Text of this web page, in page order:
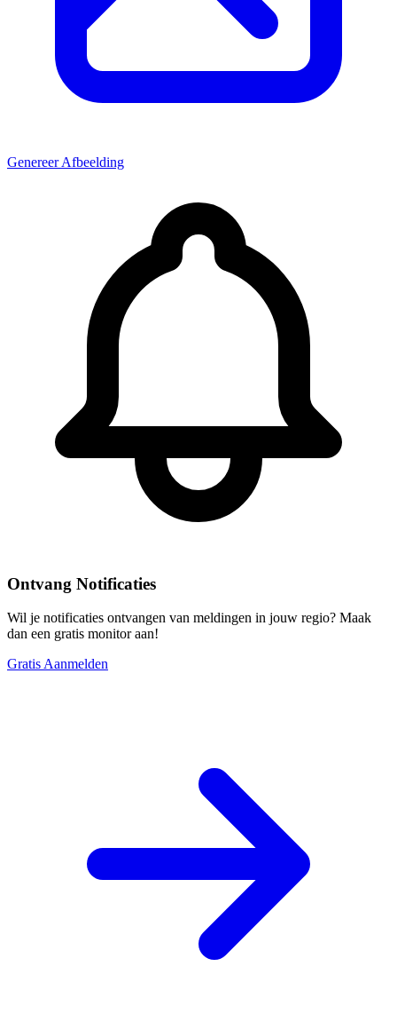
Genereer Afbeelding
Ontvang Notificaties
Wil je notificaties ontvangen van meldingen in jouw regio? Maak
dan een gratis monitor aan!
Gratis Aanmelden